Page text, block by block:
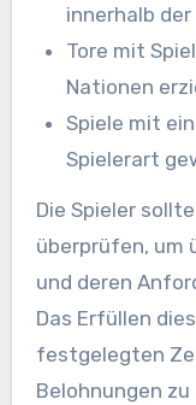
innerhalb
Tore mit
Nationen
Spiele mit
Spielerart
Die Spieler
überprüfen, um
und deren
Das Erfüllen
festgelegten
Belohnungen